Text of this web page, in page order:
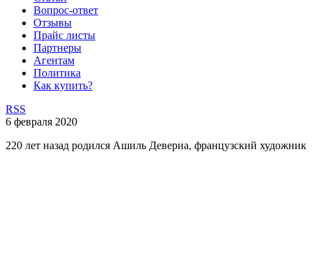
Вопрос-ответ
Отзывы
Прайс листы
Партнеры
Агентам
Политика
Как купить?
RSS
6 февраля 2020
220 лет назад родился Ашиль Девериа, французский художник